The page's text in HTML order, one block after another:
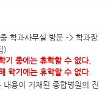
학과사무실 방문 -> 학과장
)
중에는 휴학할 수 없다.
학기에는 휴학할 수 없다.
용이 기재된 종합병원의 진